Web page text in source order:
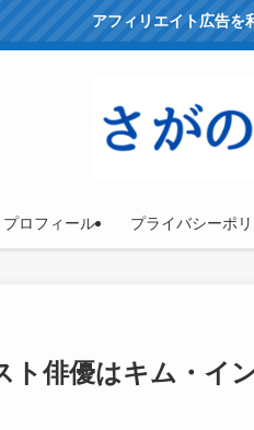
アフィリエイト広告を
プロフィール プライバシーポ
ト俳優はキム・イ